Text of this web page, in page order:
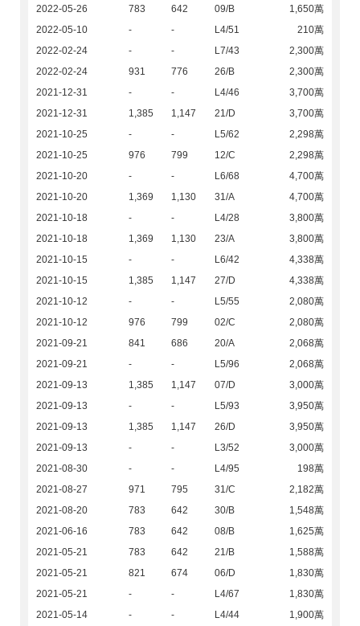
2022-05-26 783 642 09/B
1,650萬
2022-05-10
- - L4/51
210萬
2022-02-24
- - L7/43
2,300萬
2022-02-24
931 776 26/B
2,300萬
2021-12-31
- - L4/46
3,700萬
2021-12-31
1,385 1,147 21/D
3,700萬
2021-10-25
- - L5/62
2,298萬
2021-10-25
976 799 12/C
2,298萬
2021-10-20
- - L6/68
4,700萬
2021-10-20
1,369 1,130 31/A
4,700萬
2021-10-18
- - L4/28
3,800萬
2021-10-18
1,369 1,130 23/A
3,800萬
2021-10-15
- - L6/42
4,338萬
2021-10-15
1,385 1,147 27/D
4,338萬
2021-10-12
- - L5/55
2,080萬
2021-10-12
976 799 02/C
2,080萬
2021-09-21
841 686 20/A
2,068萬
2021-09-21
- - L5/96
2,068萬
2021-09-13
1,385 1,147 07/D
3,000萬
2021-09-13
- - L5/93
3,950萬
2021-09-13
1,385 1,147 26/D
3,950萬
2021-09-13
- - L3/52
3,000萬
2021-08-30
- - L4/95
198萬
2021-08-27
971 795 31/C
2,182萬
2021-08-20
783 642 30/B
1,548萬
2021-06-16
783 642 08/B
1,625萬
2021-05-21
783 642 21/B
1,588萬
2021-05-21
821 674 06/D
1,830萬
2021-05-21
- - L4/67
1,830萬
2021-05-14
- - L4/44
1,900萬